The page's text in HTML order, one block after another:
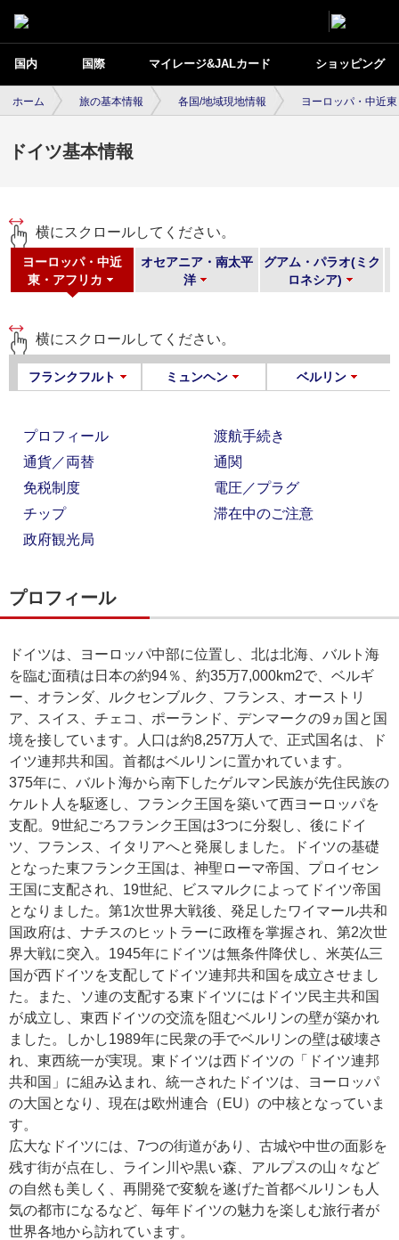
国内 国際 マイレージ&JALカード ショッピング
ホーム 旅の基本情報 各国/地域現地情報 ヨーロッパ・中近
ドイツ基本情報
横にスクロールしてください。
ヨーロッパ・中近
東・アフリカ
オセアニア・南太平
洋
グアム・パラオ(ミク
ロネシア)
横にスクロールしてください。
フランクフルト ミュンヘン ベルリン
プロフィール
渡航手続き
通貨／両替
通関
免税制度
電圧／プラグ
チップ
滞在中のご注意
政府観光局
プロフィール
ドイツは、ヨーロッパ中部に位置し、北は北海、バルト海
を臨む面積は日本の約94％、約35万7,000km2で、ベルギ
ー、オランダ、ルクセンブルク、フランス、オーストリ
ア、スイス、チェコ、ポーランド、デンマークの9ヵ国と国
境を接しています。人口は約8,257万人で、正式国名は、ド
イツ連邦共和国。首都はベルリンに置かれています。
375年に、バルト海から南下したゲルマン民族が先住民族の
ケルト人を駆逐し、フランク王国を築いて西ヨーロッパを
支配。9世紀ごろフランク王国は3つに分裂し、後にドイ
ツ、フランス、イタリアへと発展しました。ドイツの基礎
となった東フランク王国は、神聖ローマ帝国、プロイセン
王国に支配され、19世紀、ビスマルクによってドイツ帝国
となりました。第1次世界大戦後、発足したワイマール共和
国政府は、ナチスのヒットラーに政権を掌握され、第2次世
界大戦に突入。1945年にドイツは無条件降伏し、米英仏三
国が西ドイツを支配してドイツ連邦共和国を成立させまし
た。また、ソ連の支配する東ドイツにはドイツ民主共和国
が成立し、東西ドイツの交流を阻むベルリンの壁が築かれ
ました。しかし1989年に民衆の手でベルリンの壁は破壊さ
れ、東西統一が実現。東ドイツは西ドイツの「ドイツ連邦
共和国」に組み込まれ、統一されたドイツは、ヨーロッパ
の大国となり、現在は欧州連合（EU）の中核となっていま
す。
広大なドイツには、7つの街道があり、古城や中世の面影を
残す街が点在し、ライン川や黒い森、アルプスの山々など
の自然も美しく、再開発で変貌を遂げた首都ベルリンも人
気の都市になるなど、毎年ドイツの魅力を楽しむ旅行者が
世界各地から訪れています。